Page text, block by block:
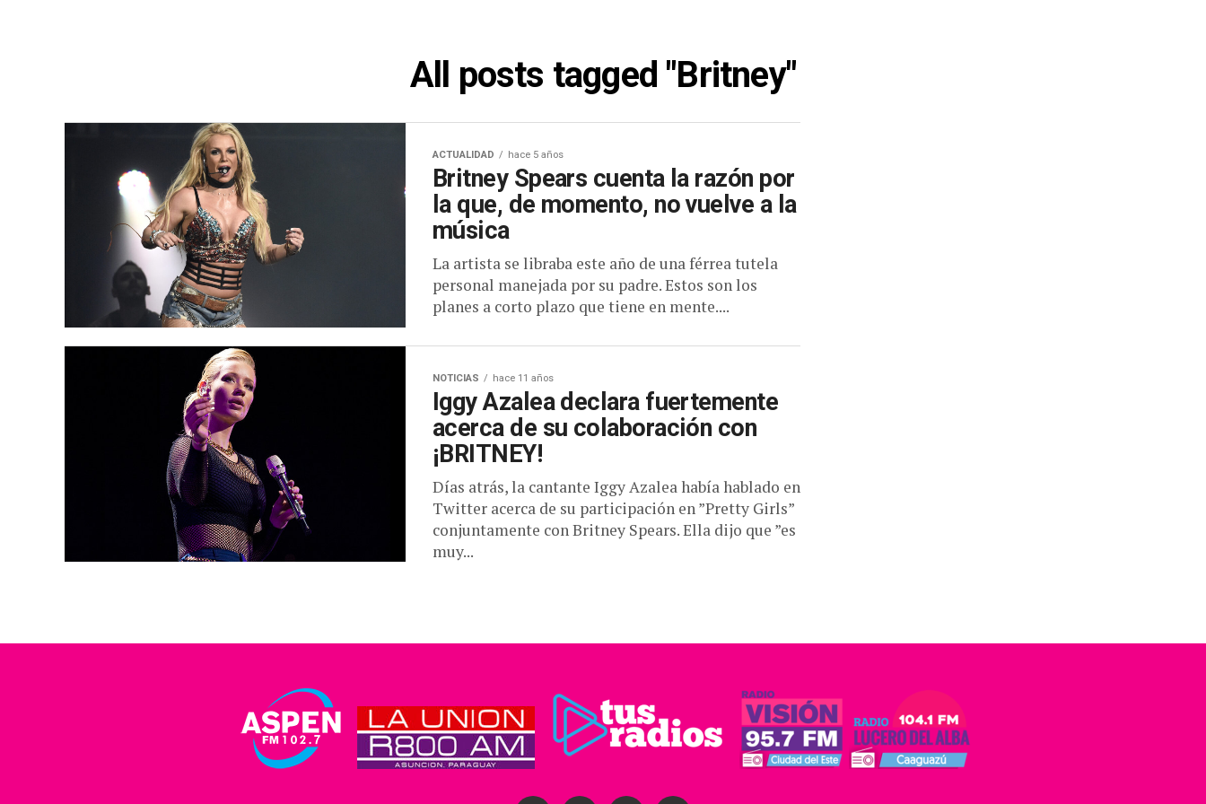
All posts tagged "Britney"
ACTUALIDAD hace 5 años
Britney Spears cuenta la razón por
la que, de momento, no vuelve a la
música
La artista se libraba este año de una férrea tutela
personal manejada por su padre. Estos son los
planes a corto plazo que tiene en mente....
NOTICIAS hace 11 años
Iggy Azalea declara fuertemente
acerca de su colaboración con
¡BRITNEY!
Días atrás, la cantante Iggy Azalea había hablado en
Twitter acerca de su participación en ”Pretty Girls”
conjuntamente con Britney Spears. Ella dijo que ”es
muy...